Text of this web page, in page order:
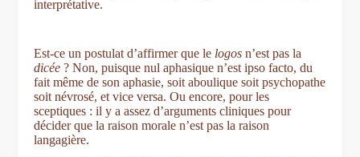
interprétative.
Est-ce un postulat d’affirmer que le logos n’est pas la
dicée ? Non, puisque nul aphasique n’est ipso facto, du
fait même de son aphasie, soit aboulique soit psychopathe
soit névrosé, et vice versa. Ou encore, pour les
sceptiques : il y a assez d’arguments cliniques pour
décider que la raison morale n’est pas la raison
langagière.